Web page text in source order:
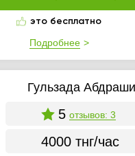
это бесплатно
Подробнее
Гульзада
5 отзывов: 3
4000 тнг/час